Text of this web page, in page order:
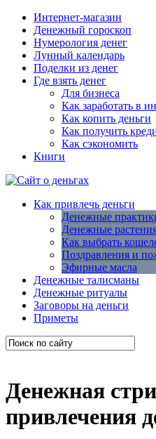
Интернет-магазин
Денежный гороскоп
Нумерология денег
Лунный календарь
Поделки из денег
Где взять денег
Для бизнеса
Как заработать в
Как копить деньги
Как получить
Как сэкономить
Книги
Как привлечь деньги
Денежные
Денежные
Как выбрать
Поздравления и
Эфирные масла
Денежные талисманы
Денежные ритуалы
Заговоры на деньги
Приметы
Денежная
привлечения